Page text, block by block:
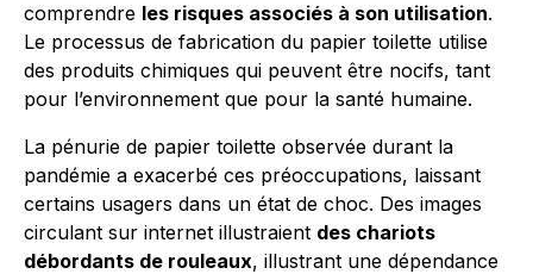
comprendre les risques associés à son utilisation.
Le processus de fabrication du papier toilette utilise
des produits chimiques qui peuvent être nocifs, tant
pour l’environnement que pour la santé humaine.
La pénurie de papier toilette observée durant la
pandémie a exacerbé ces préoccupations, laissant
certains usagers dans un état de choc. Des images
circulant sur internet illustraient des chariots
débordants de rouleaux, illustrant une dépendance